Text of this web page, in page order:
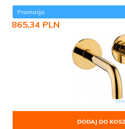
Promocja
865,34 PLN
DODAJ DO